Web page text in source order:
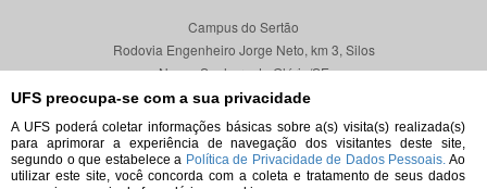
UFS preocupa-se com a sua privacidade
A UFS poderá coletar informações básicas sobre a(s) visita(s) realizada(s)
para aprimorar a experiência de navegação dos visitantes deste site,
segundo o que estabelece a Política de Privacidade de Dados Pessoais. Ao
utilizar este site, você concorda com a coleta e tratamento de seus dados
Campus do Sertão
Rodovia Engenheiro Jorge Neto, km 3, Silos
Nossa Senhora da Glória/SE
CEP 49680-000
Localização